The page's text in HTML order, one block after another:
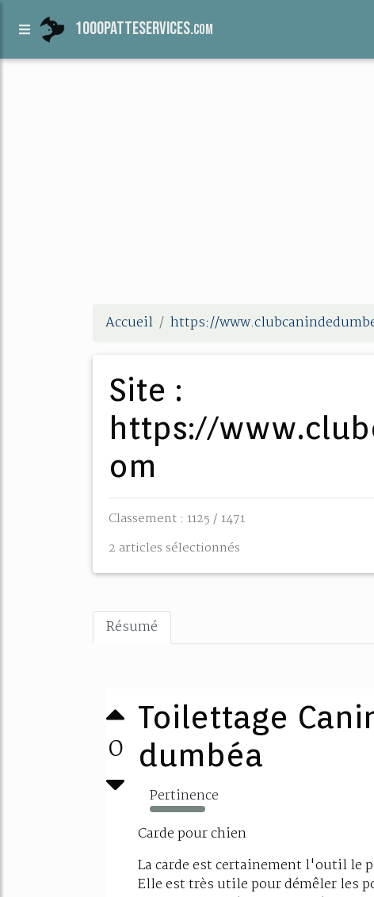
1000patteservices.com
Accueil https://
Site :
https://
om
Classement : 1125 / 1471
2 articles sélectionnés
Résumé
0
Toilettage
dumbéa
Pertinence
266%
Carde pour chien
La carde est certainement l'outil le
Elle est très utile pour démêler les